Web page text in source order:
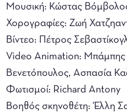
Μουσική: Κώστας
Χορογραφίες: Ζωή
Βίντεο: Πέτρος
Video Animation: Μπάμπης
Βενετόπουλος, Ασπασία
Φωτισμοί: Richard Antony
Βοηθός σκηνοθέτη: Έλλη